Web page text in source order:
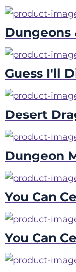
Dungeons
Guess I'll
Desert
Dungeon
You Can
You Can